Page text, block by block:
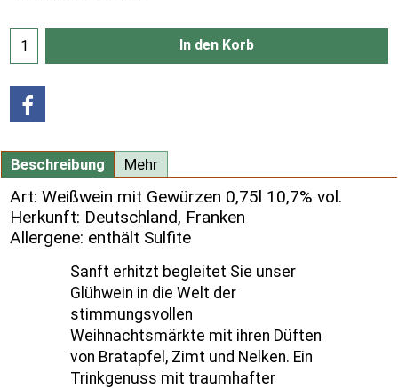
In den Korb
Beschreibung Mehr
Art: Weißwein mit Gewürzen 0,75l 10,7% vol.
Herkunft: Deutschland, Franken
Allergene: enthält Sulfite
Sanft erhitzt begleitet Sie unser
Glühwein in die Welt der
stimmungsvollen
Weihnachtsmärkte mit ihren Düften
von Bratapfel, Zimt und Nelken. Ein
Trinkgenuss mit traumhafter